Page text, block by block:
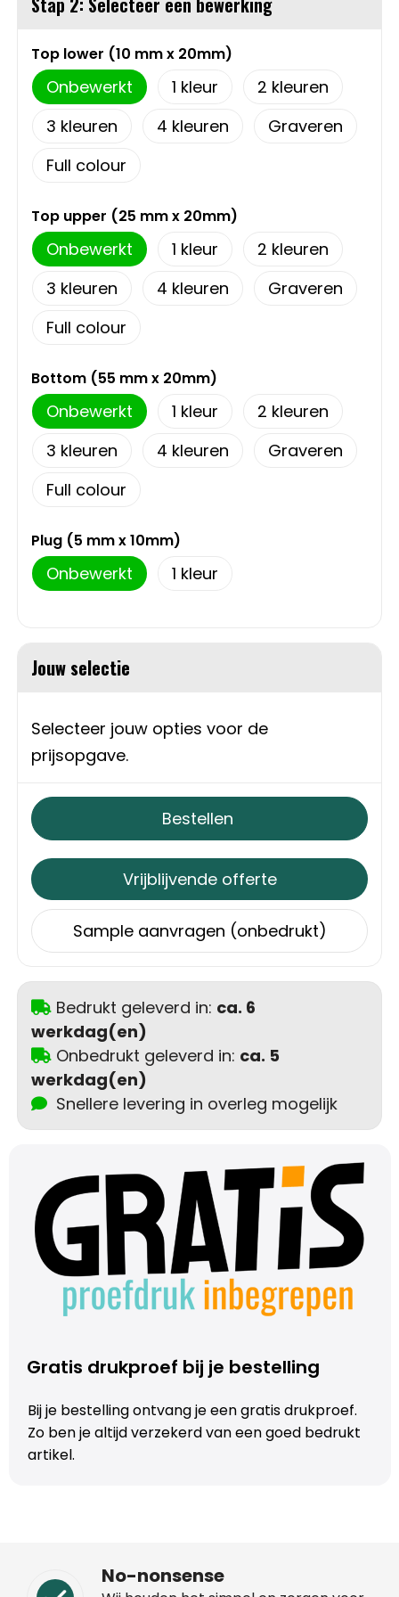
T-Shirts
Vesten
Schoenen
Gilets
Opbergtassen
Opvouwbare tassen
Papieren tassen
Picknicktassen en manden
Reistassen
Schoudertassen
Sporttassen
Strandtassen
Toilettassen
Waterbestendige tassen
Collegetassen
Trolleys
Aktetassen
Schoenentassen
Goodiebags
Top lower (10 mm x 20mm)
Onbewerkt 1
2
3
4
Graveren
Full colour
Top upper (25 mm x 20mm)
Onbewerkt 1
2
3
4
Graveren
Full colour
Bottom (55 mm x 20mm)
Onbewerkt 1
2
3
4
Graveren
Full colour
Plug (5 mm x 10mm)
Onbewerkt 1
Jouw selectie
Selecteer jouw opties voor de
prijsopgave.
Bestellen
Vrijblijvende offerte
Sample aanvragen (onbedrukt)
Bedrukt geleverd in: ca. 6
werkdag(en)
Onbedrukt geleverd in: ca. 5
werkdag(en)
Snellere levering in overleg mogelijk
Gratis drukproef bij je bestelling
Bij je bestelling ontvang je een gratis drukproef.
Zo ben je altijd verzekerd van een goed bedrukt
artikel.
No-nonsense